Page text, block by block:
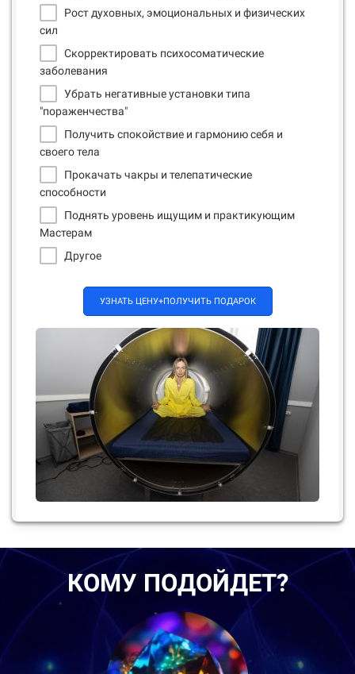
Рост духовных, эмоциональных и физических
сил
Скорректировать психосоматические
заболевания
Убрать негативные установки типа
"пораженчества"
Получить спокойствие и гармонию себя и
своего тела
Прокачать чакры и телепатические
способности
Поднять уровень ищущим и практикующим
Мастерам
Другое
УЗНАТЬ ЦЕНУ+ПОЛУЧИТЬ ПОДАРОК
КОМУ ПОДОЙДЕТ?